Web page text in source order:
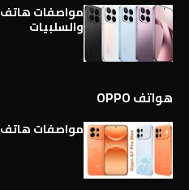
والسلبيات
هواتف OPPO
مواصفات هاتف Oppo A7 Pro Max كاملة